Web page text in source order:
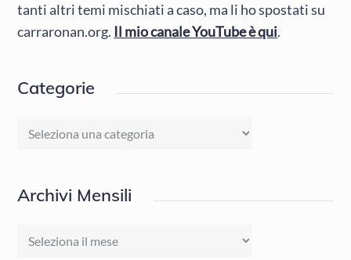
tanti altri temi mischiati a caso, ma li ho spostati su
carraronan.org. Il mio canale YouTube è qui.
Categorie
Categorie
Archivi Mensili
Archivi